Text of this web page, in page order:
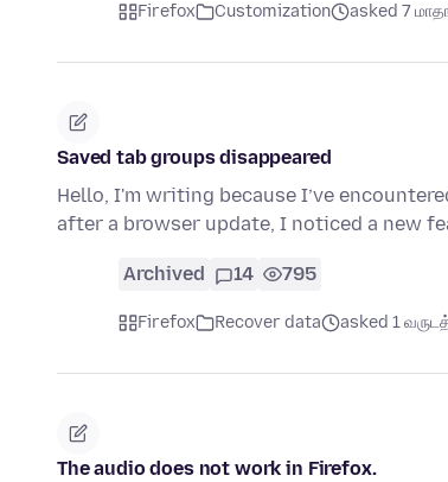
Firefox Customization asked 7
Saved tab groups disappeared
Hello, I'm writing because I’ve
after a browser update, I noticed a new
Archived 14 795
Firefox Recover data asked 1
The audio does not work in Firefox.